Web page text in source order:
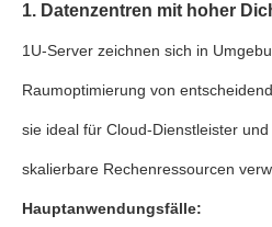
1. Datenzentren mit hoher
1U-Server zeichnen sich in
Raumoptimierung von
sie ideal für Cloud-Dienstleister
skalierbare Rechenressourcen
Hauptanwendungsfälle: